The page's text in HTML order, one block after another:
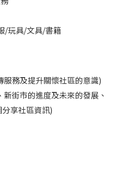
/玩具/文具/書籍
務及提升關懷社區的意識)
街市的進度及未來的發展、
享社區資訊)